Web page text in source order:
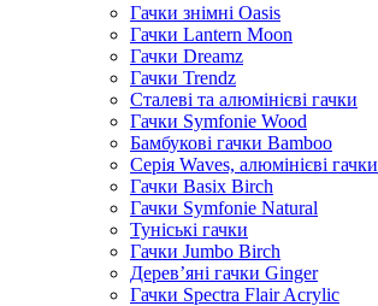
Гачки знімні Oasis
Гачки Lantern Moon
Гачки Dreamz
Гачки Trendz
Сталеві та алюмінієві гачки
Гачки Symfonie Wood
Бамбукові гачки Bamboo
Серія Waves, алюмінієві гачки
Гачки Basix Birch
Гачки Symfonie Natural
Туніські гачки
Гачки Jumbo Birch
Дерев’яні гачки Ginger
Гачки Spectra Flair Acrylic